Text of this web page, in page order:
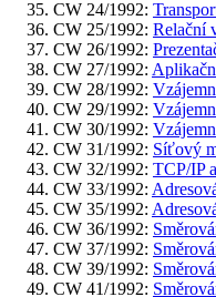
CW 24/1992:
CW 25/1992: Relační
CW 26/1992:
CW 27/1992:
CW 28/1992:
CW 29/1992:
CW 30/1992:
CW 31/1992: Síťový
CW 32/1992: TCP/IP
CW 33/1992:
CW 35/1992:
CW 36/1992:
CW 37/1992:
CW 39/1992:
CW 41/1992: